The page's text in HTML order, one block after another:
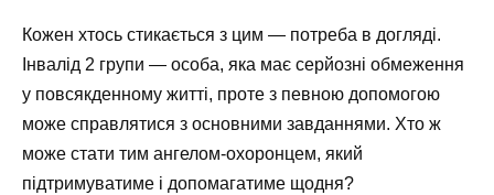
Кожен хтось стикається з цим — потреба в догляді.
Інвалід 2 групи — особа, яка має серйозні обмеження
у повсякденному житті, проте з певною допомогою
може справлятися з основними завданнями. Хто ж
може стати тим ангелом-охоронцем, який
підтримуватиме і допомагатиме щодня?